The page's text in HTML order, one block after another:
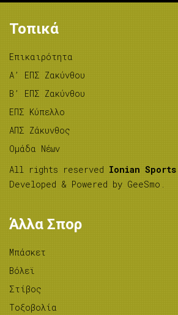
Τοπικά
Επικαιρότητα
A’ ΕΠΣ Ζακύνθου
B’ ΕΠΣ Ζακύνθου
ΕΠΣ Κύπελλο
ΑΠΣ Ζάκυνθος
Ομάδα Νέων
All rights reserved Ionian Sports
Developed & Powered by GeeSmo .
Άλλα Σπορ
Μπάσκετ
Βόλεϊ
Στίβος
Tοξοβολία